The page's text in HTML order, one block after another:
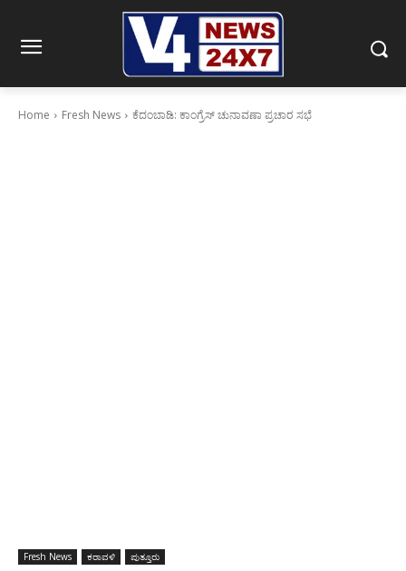
Home Fresh News ಕೆದಂಬಾಡಿ: ಕಾಂಗ್ರೆಸ್ ಚುನಾವಣಾ ಪ್ರಚಾರ ಸಭೆ
Fresh News ಕರಾವಳಿ ಪುತ್ತೂರು